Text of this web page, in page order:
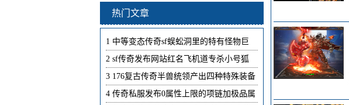
热门文章
1 中等变态传奇sf蜈蚣洞里的特有怪物巨
2 sf传奇发布网站红名飞机道专杀小号狐
3 176复古传奇半兽统领产出四种特殊装备
4 传奇私服发布0属性上限的项链加极品属